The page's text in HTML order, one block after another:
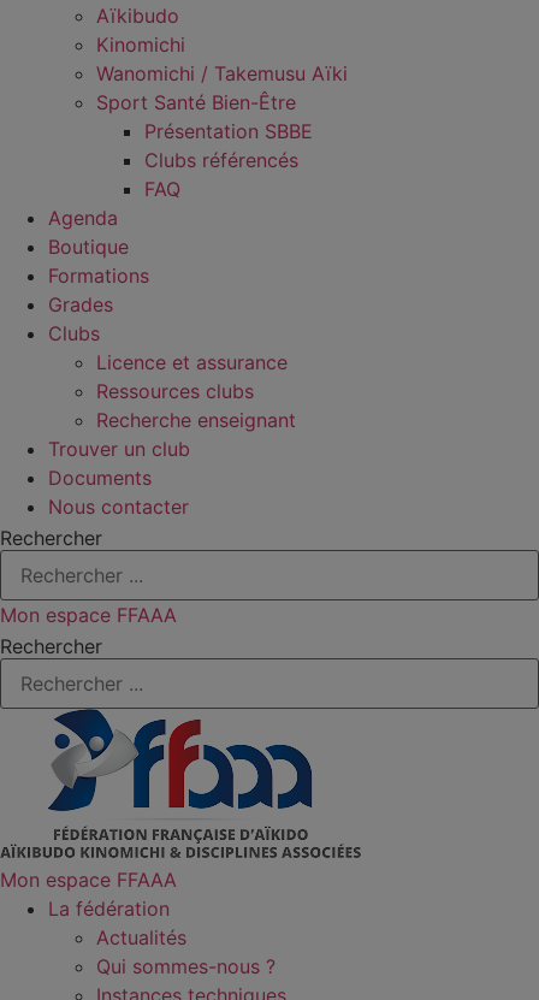
Aïkibudo
Kinomichi
Wanomichi / Takemusu Aïki
Sport Santé Bien-Être
Présentation SBBE
Clubs référencés
FAQ
Agenda
Boutique
Formations
Grades
Clubs
Licence et assurance
Ressources clubs
Recherche enseignant
Trouver un club
Documents
Nous contacter
Rechercher
Mon espace FFAAA
Rechercher
Mon espace FFAAA
La fédération
Actualités
Qui sommes-nous ?
Instances techniques